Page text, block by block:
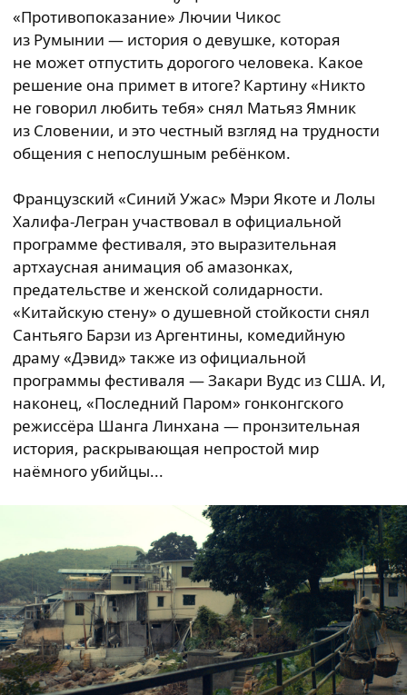
«Противопоказание» Лючии Чикос
из Румынии — история о девушке, которая
не может отпустить дорогого человека. Какое
решение она примет в итоге? Картину «Никто
не говорил любить тебя» снял Матьяз Ямник
из Словении, и это честный взгляд на трудности
общения с непослушным ребёнком.
Французский «Синий Ужас» Мэри Якоте и Лолы
Халифа-Легран участвовал в официальной
программе фестиваля, это выразительная
артхаусная анимация об амазонках,
предательстве и женской солидарности.
«Китайскую стену» о душевной стойкости снял
Сантьяго Барзи из Аргентины, комедийную
драму «Дэвид» также из официальной
программы фестиваля — Закари Вудс из США. И,
наконец, «Последний Паром» гонконгского
режиссёра Шанга Линхана — пронзительная
история, раскрывающая непростой мир
наёмного убийцы...